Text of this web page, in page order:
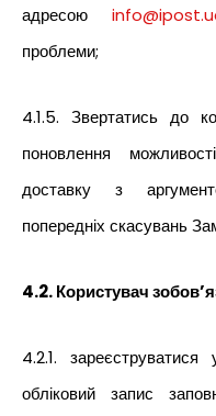
адресою
проблеми;
4.1.5. Звертатись до
поновлення
доставку з
попередніх скасувань
4.2. Користувач
4.2.1.
обліковий запис